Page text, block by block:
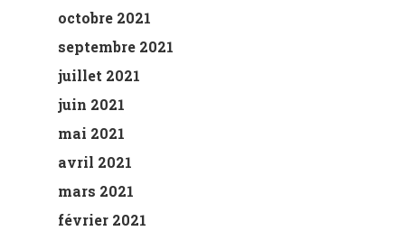
octobre 2021
septembre 2021
juillet 2021
juin 2021
mai 2021
avril 2021
mars 2021
février 2021